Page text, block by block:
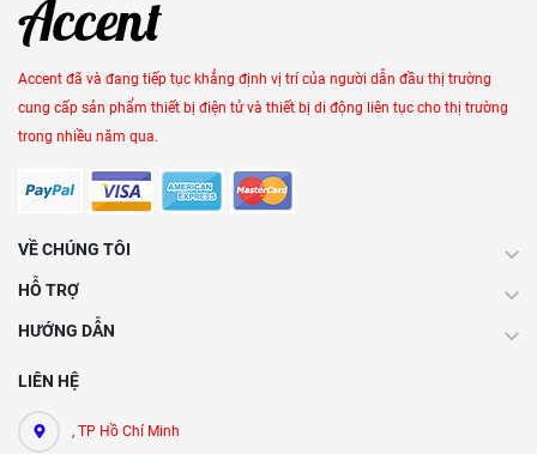
Accent đã và đang tiếp tục khẳng định vị trí của người dẫn đầu thị trường
cung cấp sản phẩm thiết bị điện tử và thiết bị di động liên tục cho thị trường
trong nhiều năm qua.
VỀ CHÚNG TÔI
HỖ TRỢ
HƯỚNG DẪN
LIÊN HỆ
, TP Hồ Chí Minh